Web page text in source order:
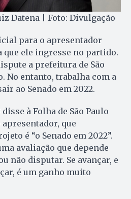
Datena | Foto: Divulgação
para o apresentador
que ele ingresse no partido.
a prefeitura de São
No entanto, trabalha com a
ao Senado em 2022.
à Folha de São Paulo
que
é “o Senado em 2022”.
avaliação que depende
não disputar. Se avançar, e
é um ganho muito